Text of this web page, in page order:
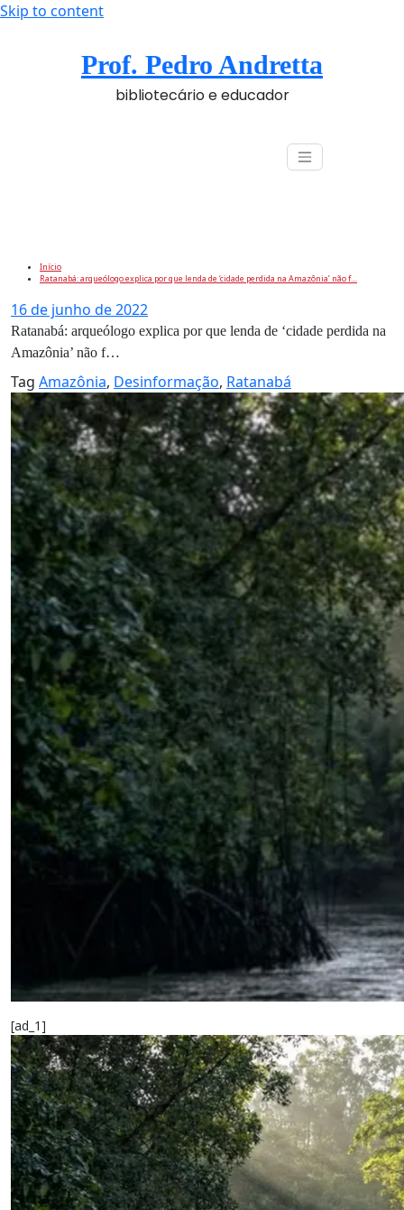
Skip to content
Prof. Pedro Andretta
bibliotecário e educador
Início
Ratanabá: arqueólogo explica por que lenda de ‘cidade perdida na Amazônia’ não f…
16 de junho de 2022
Ratanabá: arqueólogo explica por que lenda de ‘cidade perdida na
Amazônia’ não f…
Tag Amazônia, Desinformação, Ratanabá
[ad_1]